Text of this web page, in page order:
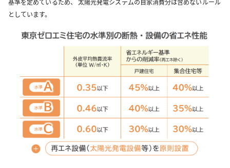
基準を定めているため、 太陽光発電システムの自家消費分は含めないルール
としています。